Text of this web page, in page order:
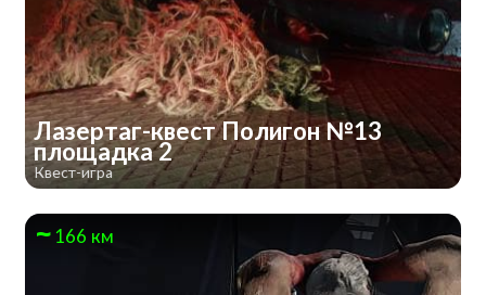
Лазертаг-квест Полигон №13
площадка 2
Квест-игра
166 км